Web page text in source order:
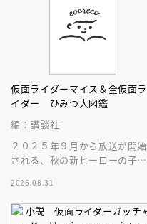
仮面ライダーマイス＆全仮面ラ
イダー ひみつ大図鑑
編：講談社
２０２５年９月から放送が開始
される、秋の新ヒーローの子供
ベルトなど最新情報がバッチリ
分かる！
2026.08.31